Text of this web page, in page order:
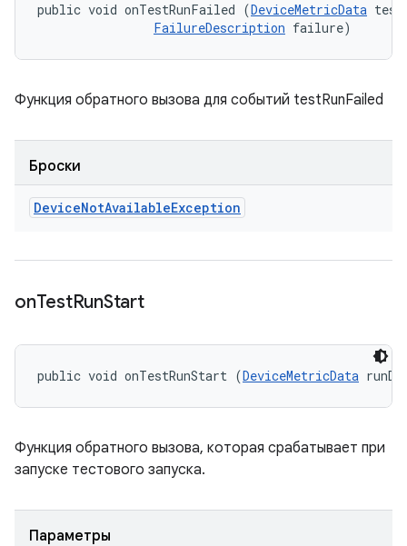
public void onTestRunFailed (DeviceMetricData
FailureDescription failure)
Функция обратного вызова для событий testRunFailed
Броски
DeviceNotAvailableException
onTestRunStart
public void onTestRunStart (DeviceMetricData
Функция обратного вызова, которая срабатывает при
запуске тестового запуска.
Параметры